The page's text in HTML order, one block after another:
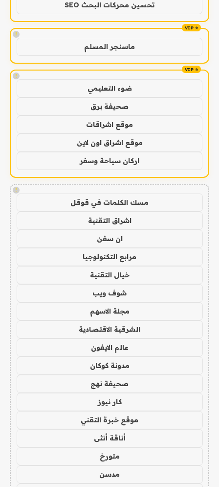
تحسين محركات البحث SEO
!
ماسنجر المسلم
!
ضوء التعليمي
صحيفة برق
موقع اشراقات
موقع اشراق اون لاين
اركان سياحة وسفر
!
مسك الكلمات في قوقل
اشراق التقنية
ان سفن
مرابع التكنولوجيا
خيال التقنية
شوف ويب
مجلة الاسهم
الشرقية الاقتصادية
عالم الايفون
مدونة كوكان
صحيفة نهج
كار نيوز
موقع خبرة التقني
أناقة أنثى
متورخ
مدسن